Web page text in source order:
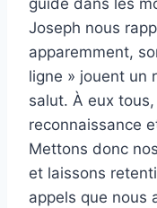
guide dans les
Joseph nous
apparemment,
ligne » jouent un
salut. À eux
reconnaissance
Mettons donc
et laissons
appels que nous